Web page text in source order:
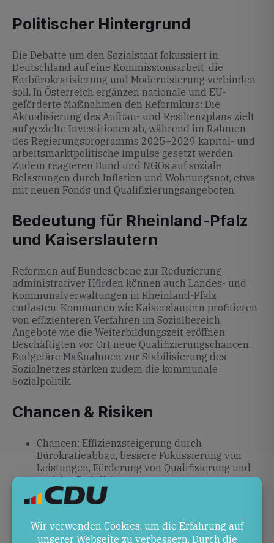
Politischer Hintergrund
Die Debatte um den Sozialstaat fokussiert in
Deutschland auf eine Kommissionsarbeit, die
Entbürokratisierung und Modernisierung verbinden
soll. In Österreich ergänzen nationale und EU-
geförderte Maßnahmen den Reformkurs: Die
Aktualisierung des Aufbau- und Resilienzplans zielt
auf gezielte Investitionen ab, während im Rahmen
des Regierungsprogramms 2025–2029 kapital- und
arbeitsmarktpolitische Impulse gesetzt werden.
Zudem reagieren Bund und NGOs auf soziale
Belastungen durch Inflation und Wohnungsnot, etwa
mit neuen Fonds und Qualifizierungsangeboten.
Bedeutung für Rheinland-Pfalz
und Kaiserslautern
Reformen auf Bundesebene zur Reduzierung
administrativer Hürden können auch Landes- und
Kommunalverwaltungen in Rheinland-Pfalz
entlasten. Kommunen wie Kaiserslautern profitieren
von effizienteren Verfahren im Sozialbereich.
Angebote wie die Weiterbildungszeit eröffnen
Beschäftigten vor Ort neue Qualifizierungschancen.
Budgetäre Maßnahmen zur Stabilisierung des
Sozialnetzes stärken zudem die kommunale
Sozialpolitik.
Chancen & Risiken
Chancen: Effizienzsteigerung durch
Bürokratieabbau, bessere Fokussierung von
Leistungen, Förderung von Qualifizierung und
sozialer Stabilität.
Risiken: Finanzielle Belastungen für Bund,
Länder und Kommunen, komplexe
bei Evaluation und Ausführung.